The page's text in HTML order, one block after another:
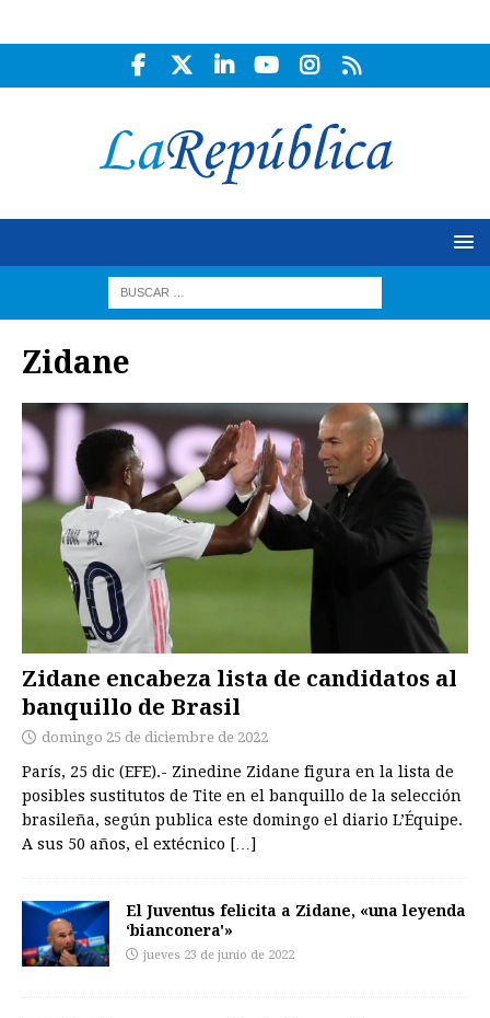
Zidane
Zidane encabeza lista de candidatos al
banquillo de Brasil
domingo 25 de diciembre de 2022
París, 25 dic (EFE).- Zinedine Zidane figura en la lista de
posibles sustitutos de Tite en el banquillo de la selección
brasileña, según publica este domingo el diario L’Équipe.
A sus 50 años, el extécnico […]
El Juventus felicita a Zidane, «una leyenda
‘bianconera'»
jueves 23 de junio de 2022